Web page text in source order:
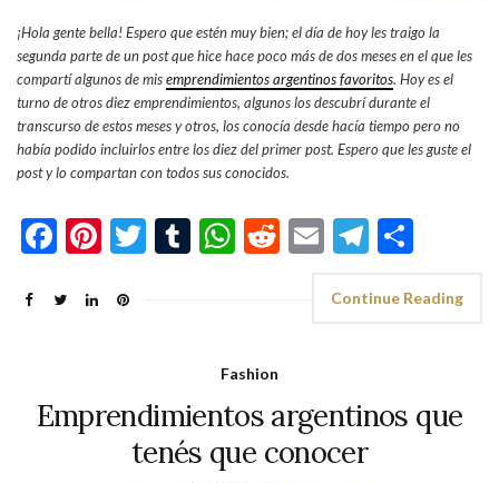
¡Hola gente bella! Espero que estén muy bien; el día de hoy les traigo la
segunda parte de un post que hice hace poco más de dos meses en el que les
compartí algunos de misemprendimientos argentinos favoritos. Hoy es el
turno de otros diez emprendimientos, algunos los descubrí durante el
transcurso de estos meses y otros, los conocía desde hacía tiempo pero no
había podido incluirlos entre los diez del primer post. Espero que les guste el
post y lo compartan con todos sus conocidos.
Facebook
Pinterest
Twitter
Tumblr
WhatsApp
Reddit
Email
Continue Reading
Fashion
Emprendimientos argentinos que
tenés que conocer